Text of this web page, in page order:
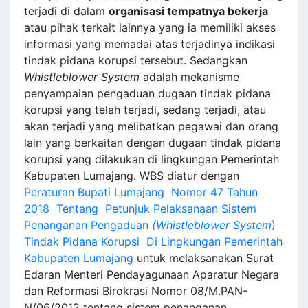
terjadi di dalam organisasi tempatnya bekerja
atau pihak terkait lainnya yang ia memiliki akses
informasi yang memadai atas terjadinya indikasi
tindak pidana korupsi tersebut. Sedangkan
Whistleblower System adalah mekanisme
penyampaian pengaduan dugaan tindak pidana
korupsi yang telah terjadi, sedang terjadi, atau
akan terjadi yang melibatkan pegawai dan orang
lain yang berkaitan dengan dugaan tindak pidana
korupsi yang dilakukan di lingkungan Pemerintah
Kabupaten Lumajang. WBS diatur dengan
Peraturan Bupati Lumajang Nomor 47 Tahun
2018 Tentang Petunjuk Pelaksanaan Sistem
Penanganan Pengaduan (Whistleblower System)
Tindak Pidana Korupsi Di Lingkungan Pemerintah
Kabupaten Lumajang untuk melaksanakan Surat
Edaran Menteri Pendayagunaan Aparatur Negara
dan Reformasi Birokrasi Nomor 08/M.PAN-